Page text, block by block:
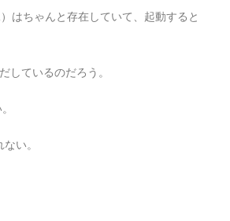
はちゃんと存在していて、起動すると
しているのだろう。
い。